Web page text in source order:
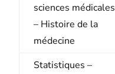
sciences médicales
– Histoire de la
médecine
Statistiques –